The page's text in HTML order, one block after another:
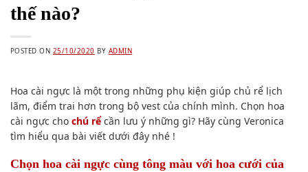
thế nào?
POSTED ON 25/10/2020 BY ADMIN
Hoa cài ngực là một trong những phụ kiện giúp chủ rể lịch
lãm, điểm trai hơn trong bộ vest của chính mình. Chọn hoa
cài ngực cho chú rể cần lưu ý những gì? Hãy cùng Veronica
tìm hiểu qua bài viết dưới đây nhé !
Chọn hoa cài ngực cùng tông màu với hoa cưới của